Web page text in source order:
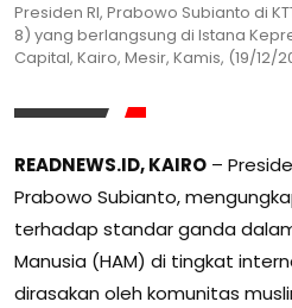
Presiden RI, Prabowo Subianto di
8) yang berlangsung di Istana
Capital, Kairo, Mesir, Kamis, (19/
READNEWS.ID, KAIRO –
Prabowo Subianto,
terhadap standar ganda
Manusia (HAM) di tingkat
dirasakan oleh komunitas